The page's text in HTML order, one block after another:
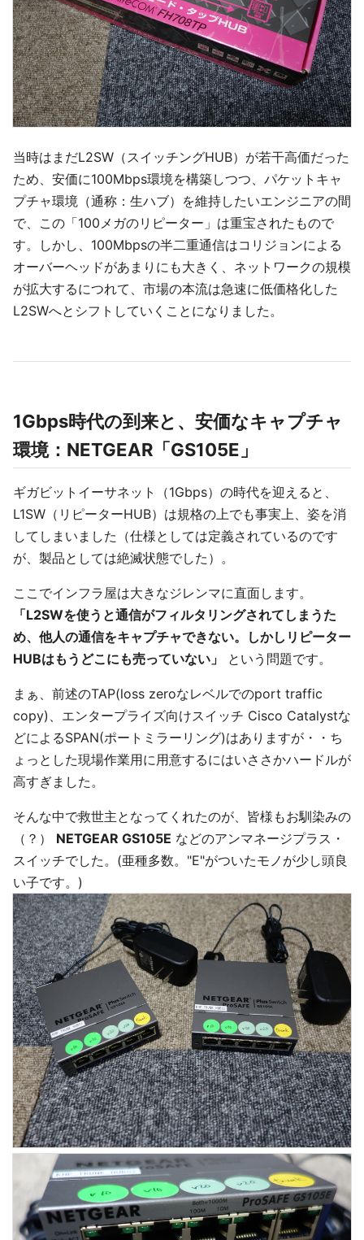
当時はまだL2SW（スイッチングHUB）が若干高価だった
ため、安価に100Mbps環境を構築しつつ、パケットキャ
プチャ環境（通称：生ハブ）を維持したいエンジニアの間
で、この「100メガのリピーター」は重宝されたもので
す。しかし、100Mbpsの半二重通信はコリジョンによる
オーバーヘッドがあまりにも大きく、ネットワークの規模
が拡大するにつれて、市場の本流は急速に低価格化した
L2SWへとシフトしていくことになりました。
1Gbps時代の到来と、安価なキャプチャ
環境：NETGEAR「GS105E」
ギガビットイーサネット（1Gbps）の時代を迎えると、
L1SW（リピーターHUB）は規格の上でも事実上、姿を消
してしまいました（仕様としては定義されているのです
が、製品としては絶滅状態でした）。
ここでインフラ屋は大きなジレンマに直面します。
「L2SWを使うと通信がフィルタリングされてしまうた
め、他人の通信をキャプチャできない。しかしリピーター
HUBはもうどこにも売っていない」
という問題です。
まぁ、前述のTAP(loss zeroなレベルでのport traffic
copy)、エンタープライズ向けスイッチ Cisco Catalystな
どによるSPAN(ポートミラーリング)はありますが・・ち
ょっとした現場作業用に用意するにはいささかハードルが
高すぎました。
そんな中で救世主となってくれたのが、皆様もお馴染みの
（？） NETGEAR GS105E などのアンマネージプラス・
スイッチでした。(亜種多数。"E"がついたモノが少し頭良
い子です。)